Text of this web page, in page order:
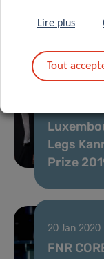
kicks off
29 Jan 2020
Legs
Prize
20 Jan 2020
FNR
Lire plus
Tout